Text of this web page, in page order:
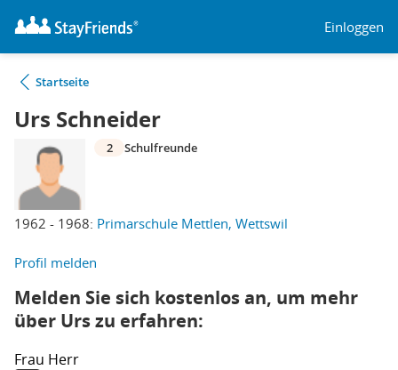
Einloggen
Startseite
Urs Schneider
1962 - 1968: Primarschule Mettlen, Wettswil
2 Schulfreunde
Profil melden
Melden Sie sich kostenlos an, um mehr
über Urs zu erfahren:
Frau Herr